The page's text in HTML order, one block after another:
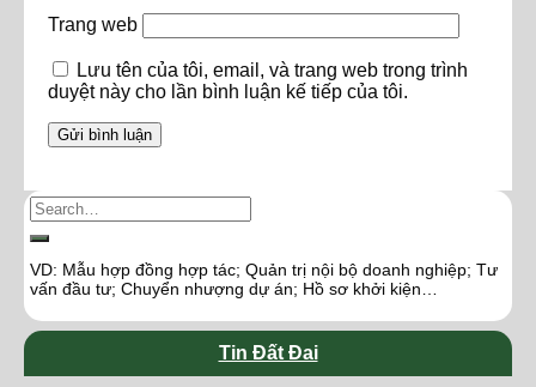
Trang web
Lưu tên của tôi, email, và trang web trong trình
duyệt này cho lần bình luận kế tiếp của tôi.
VD: Mẫu hợp đồng hợp tác; Quản trị nội bộ doanh nghiệp; Tư
vấn đầu tư; Chuyển nhượng dự án; Hồ sơ khởi kiện…
Tin Đất Đai